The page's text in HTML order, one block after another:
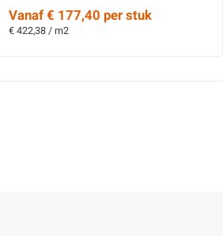
Vanaf € 177,40 per stuk
€ 422,38 / m2